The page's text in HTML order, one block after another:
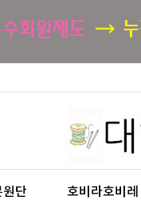
원단 호비라호비레